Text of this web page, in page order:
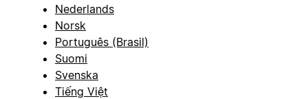
Nederlands
Norsk
Português (Brasil)
Suomi
Svenska
Tiếng Việt